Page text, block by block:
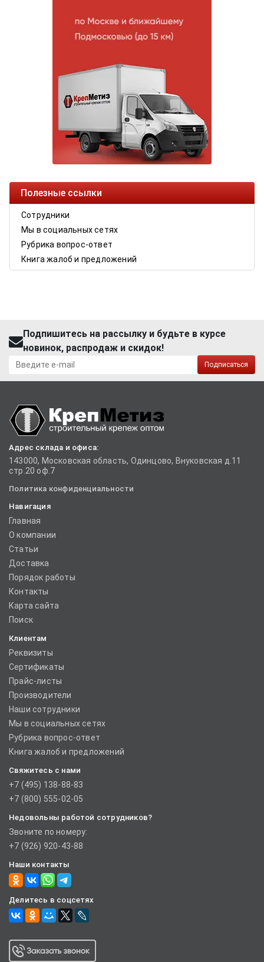
Полезные ссылки
Сотрудники
Мы в социальных сетях
Рубрика вопрос-ответ
Книга жалоб и предложений
Подпишитесь на рассылку и будьте в курсе
новинок, распродаж и скидок!
Подписаться
Адрес склада и офиса:
143000, Московская область, Одинцово, Внуковская д.11
стр.20 оф.7
Политика конфиденциальности
Навигация
Главная
О компании
Статьи
Доставка
Порядок работы
Контакты
Карта сайта
Поиск
Клиентам
Реквизиты
Сертификаты
Прайс-листы
Производители
Наши сотрудники
Мы в социальных сетях
Рубрика вопрос-ответ
Книга жалоб и предложений
Свяжитесь с нами
+7 (495) 138-88-83
+7 (800) 555-02-05
Недовольны работой сотрудников?
Звоните по номеру:
+7 (926) 920-43-88
Наши контакты
Делитесь в соцсетях